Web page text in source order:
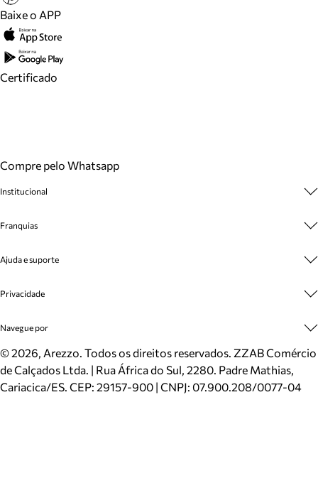
Baixe o APP
Certificado
Compre pelo Whatsapp
Institucional
Cashback
Venda Corporativa
Mapa do Site
Inverno
Mundo Arezzo
Franquias
Plano de Negócio
Ajuda e suporte
Cadastro
Meus Pedidos
Trocas e Devoluções
Cartão Presente
Localizador de lojas
Privacidade
Politica e Privacidade
Navegue por
Sapatos
Bolsas
Scarpins
©2026, Arezzo. Todos os direitos reservados. ZZAB Comércio
de Calçados Ltda. | Rua África do Sul, 2280. Padre Mathias,
Cariacica/ES. CEP: 29157-900 | CNPJ: 07.900.208/0077-04